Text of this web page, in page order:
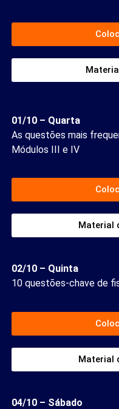
01/10 – Quarta
As questões mais
Módulos III e IV
Material
02/10 – Quinta
10 questões-chave de
Material
04/10 – Sábado